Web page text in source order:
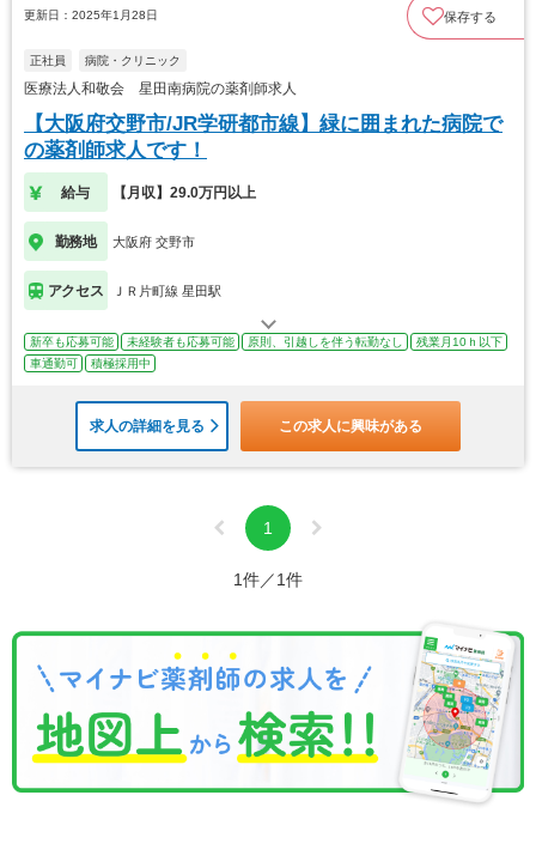
更新日：2025年1月28日 保存する
正社員 病院・クリニック
医療法人和敬会 星田南病院の薬剤師求人
【大阪府交野市/JR学研都市線】緑に囲まれた病院で
の薬剤師求人です！
給与 【月収】29.0万円以上
勤務地 大阪府 交野市
アクセス ＪＲ片町線 星田駅
新卒も応募可能 未経験者も応募可能 原則、引越しを伴う転勤なし
残業月10ｈ以下
車通勤可
積極採用中
求人の詳細を見る この求人に興味がある
1
1件／1件